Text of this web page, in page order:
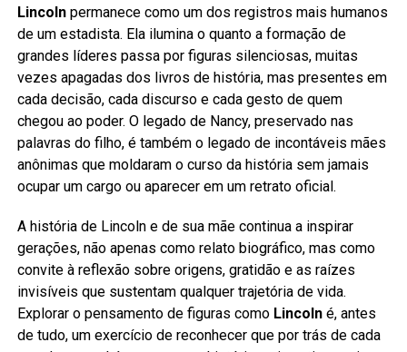
Lincolnpermanece como um dos registros mais humanos
de um estadista. Ela ilumina o quanto a formação de
grandes líderes passa por figuras silenciosas, muitas
vezes apagadas dos livros de história, mas presentes em
cada decisão, cada discurso e cada gesto de quem
chegou ao poder. O legado de Nancy, preservado nas
palavras do filho, é também o legado de incontáveis mães
anônimas que moldaram o curso da história sem jamais
ocupar um cargo ou aparecer em um retrato oficial.
A história de Lincoln e de sua mãe continua a inspirar
gerações, não apenas como relato biográfico, mas como
convite à reflexão sobre origens, gratidão e as raízes
invisíveis que sustentam qualquer trajetória de vida.
Explorar o pensamento de figuras como Lincolné, antes
de tudo, um exercício de reconhecer que por trás de cada